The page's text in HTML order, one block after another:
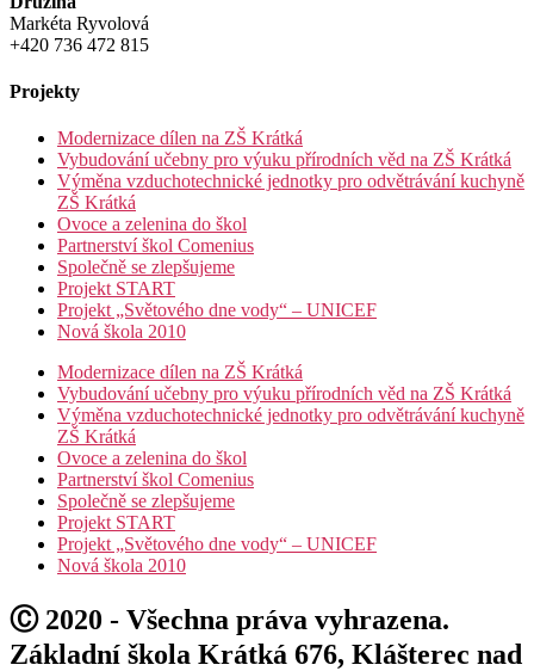
Markéta Ryvolová
+420 736 472 815
Projekty
Modernizace dílen na ZŠ Krátká
Vybudování učebny pro výuku přírodních věd na ZŠ Krátká
Výměna vzduchotechnické jednotky pro odvětrávání kuchyně
ZŠ Krátká
Ovoce a zelenina do škol
Partnerství škol Comenius
Společně se zlepšujeme
Projekt START
Projekt „Světového dne vody“ – UNICEF
Nová škola 2010
Modernizace dílen na ZŠ Krátká
Vybudování učebny pro výuku přírodních věd na ZŠ Krátká
Výměna vzduchotechnické jednotky pro odvětrávání kuchyně
ZŠ Krátká
Ovoce a zelenina do škol
Partnerství škol Comenius
Společně se zlepšujeme
Projekt START
Projekt „Světového dne vody“ – UNICEF
Nová škola 2010
Ⓒ 2020 - Všechna práva vyhrazena.
Základní škola Krátká 676, Klášterec nad